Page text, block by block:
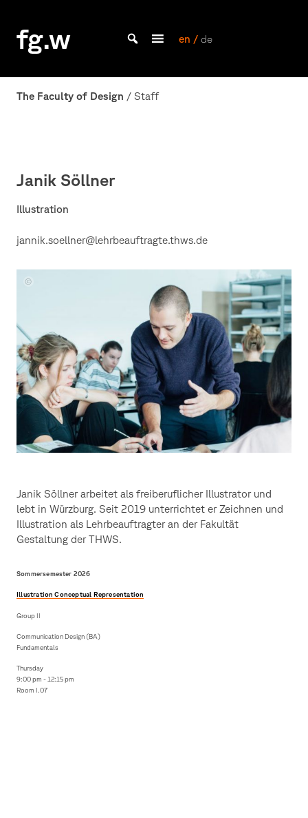
content
fg.w
Bachelor Kommunikationsdesign und Master Design & Information studieren
en / de
The Faculty of Design / Staff
Janik Söllner
Illustration
jannik.soellner@lehrbeauftragte.thws.de
Janik Söllner arbeitet als freiberuflicher Illustrator und
lebt in Würzburg. Seit 2019 unterrichtet er Zeichnen und
Illustration als Lehrbeauftragter an der Fakultät
Gestaltung der THWS.
Sommersemester 2026
Illustration Conceptual Representation
Group II
Communication Design (BA)
Fundamentals
Thursday
9:00 pm - 12:15 pm
Room I.07